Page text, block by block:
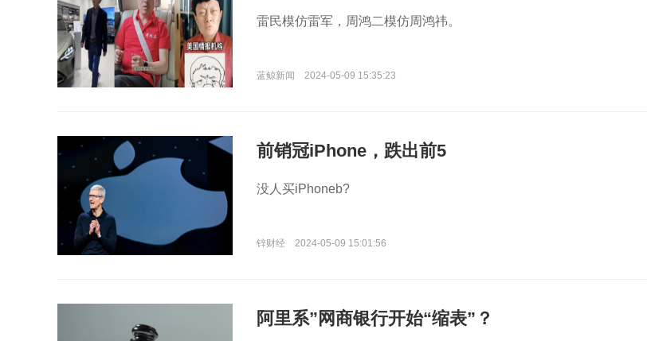
雷民模仿雷军，周鸿二模仿周鸿祎。
蓝鲸新闻 2024-05-09 15:35:23
前销冠iPhone，跌出前5
没人买iPhoneb?
锌财经 2024-05-09 15:01:56
阿里系”网商银行开始“缩表”？